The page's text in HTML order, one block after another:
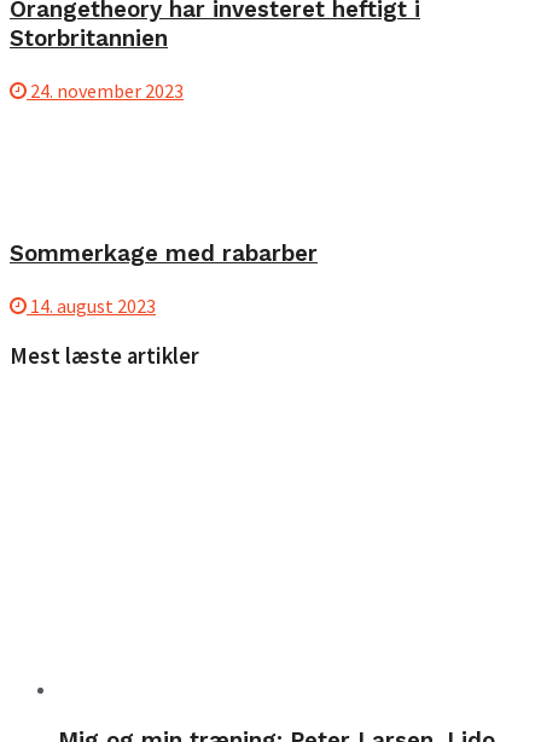
Orangetheory har investeret heftigt i
Storbritannien
24. november 2023
Sommerkage med rabarber
14. august 2023
Mest læste artikler